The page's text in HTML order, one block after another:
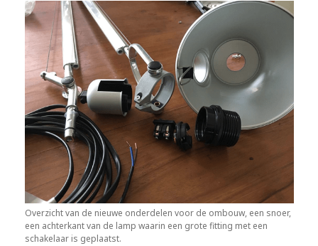
Overzicht van de nieuwe onderdelen voor de ombouw, een snoer,
een achterkant van de lamp waarin een grote fitting met een
schakelaar is geplaatst.